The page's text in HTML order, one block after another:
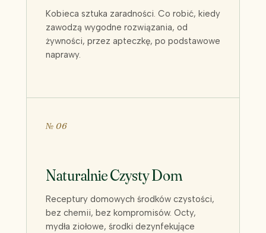
Kobieca sztuka zaradności. Co robić, kiedy
zawodzą wygodne rozwiązania, od
żywności, przez apteczkę, po podstawowe
naprawy.
№ 06
Naturalnie Czysty Dom
Receptury domowych środków czystości,
bez chemii, bez kompromisów. Octy,
mydła ziołowe, środki dezynfekujące